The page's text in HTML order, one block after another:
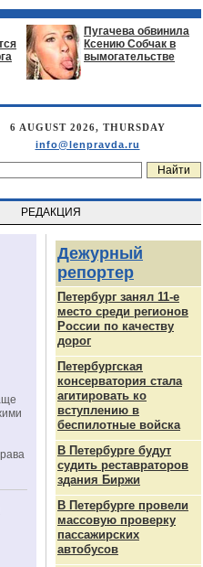
Пугачева обвинила
Ксению Собчак в
вымогательстве
6 AUGUST 2026, THURSDAY
info@lenpravda.ru
РЕДАКЦИЯ
Дежурный
репортер
Петербург занял 11-е
место среди регионов
России по качеству
дорог
Петербургская
консерватория стала
агитировать ко
вступлению в
беспилотные войска
В Петербурге будут
судить реставраторов
здания Биржи
В Петербурге провели
массовую проверку
пассажирских
автобусов